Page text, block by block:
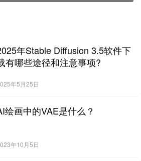
年Stable Diffusion 3.5软件下
有哪些途径和注意事项?
年5月25日
绘画中的VAE是什么？
年10月5日